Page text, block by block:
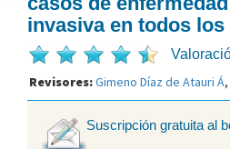
invasiva en todos
Revisores:Gimeno Díaz de Atauri Á,
Suscripción gratuita al